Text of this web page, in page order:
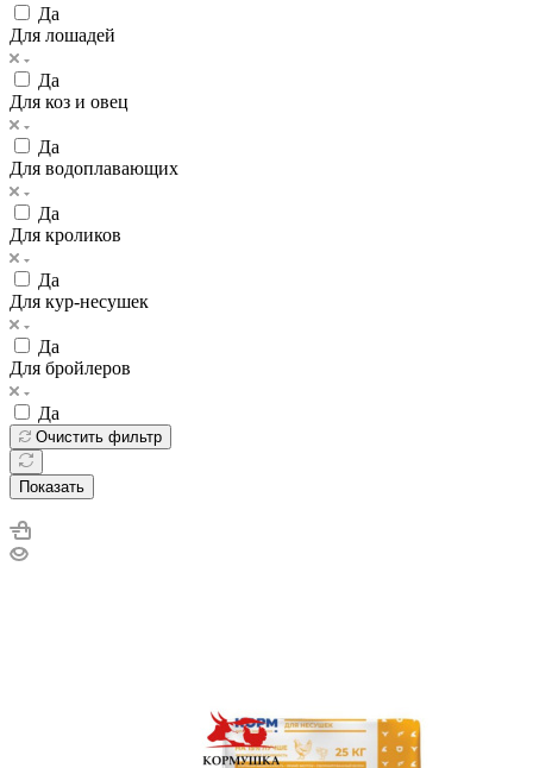
Да
Для лошадей
Да
Для коз и овец
Да
Для водоплавающих
Да
Для кроликов
Да
Для кур-несушек
Да
Для бройлеров
Да
Очистить фильтр
Показать